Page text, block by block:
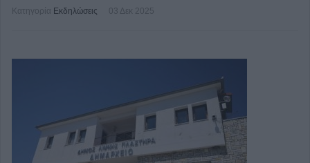
Κατηγορία Εκδηλώσεις 03 Δεκ 2025